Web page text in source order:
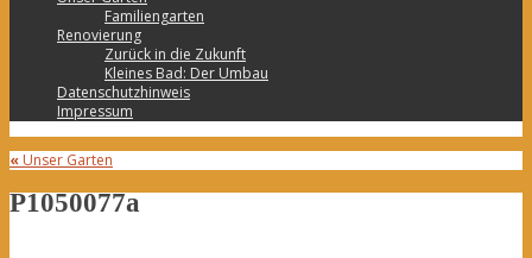
Familiengarten
Renovierung
Zurück in die Zukunft
Kleines Bad: Der Umbau
Datenschutzhinweis
Impressum
« Unser Garten
P1050077a